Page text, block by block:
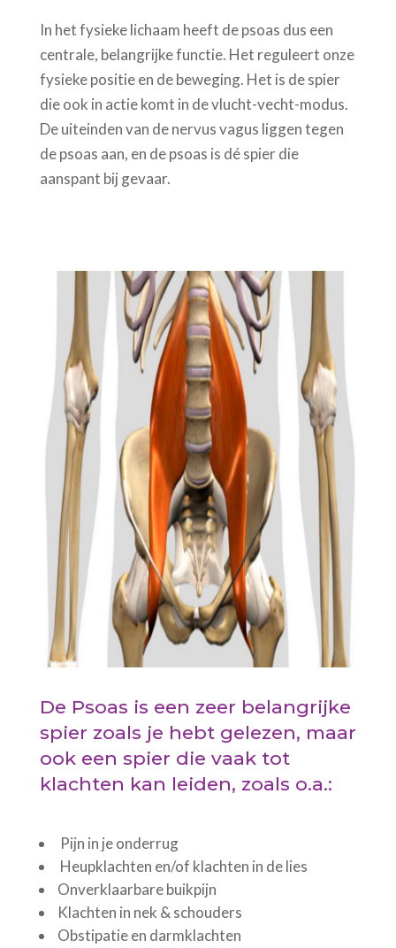
In het fysieke lichaam heeft de psoas dus een
centrale, belangrijke functie. Het reguleert onze
fysieke positie en de beweging. Het is de spier
die ook in actie komt in de vlucht-vecht-modus.
De uiteinden van de nervus vagus liggen tegen
de psoas aan, en de psoas is dé spier die
aanspant bij gevaar.
De Psoas is een zeer belangrijke
spier zoals je hebt gelezen, maar
ook een spier die vaak tot
klachten kan leiden, zoals o.a.:
Pijn in je onderrug
Heupklachten en/of klachten in de lies
Onverklaarbare buikpijn
Klachten in nek & schouders
Obstipatie en darmklachten